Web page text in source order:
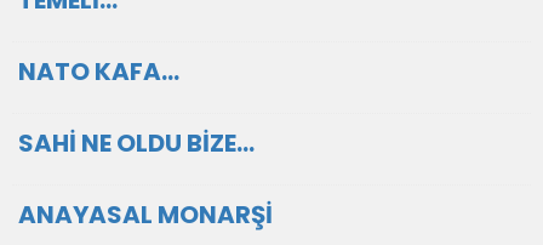
NATO KAFA…
SAHİ NE OLDU BİZE…
ANAYASAL MONARŞİ